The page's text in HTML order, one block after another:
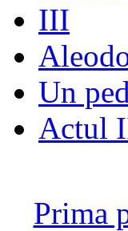
III
Un
Actul
Prima